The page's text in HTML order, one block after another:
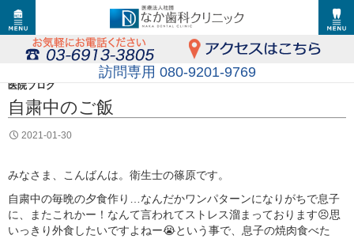
訪問専用 080-9201-9769
医院ブログ
自粛中のご飯
2021-01-30
みなさま、こんばんは。衛生士の篠原です。
自粛中の毎晩の夕食作り…なんだかワンパターンになりがちで息子
に、またこれかー！なんて言われてストレス溜まっております😣思
いっきり外食したいですよねー😭という事で、息子の焼肉食べた